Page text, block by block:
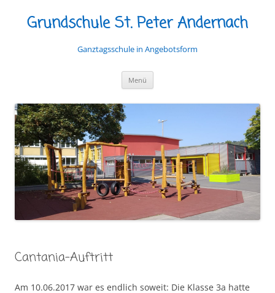
Grundschule St. Peter Andernach
Ganztagsschule in Angebotsform
Menü
Cantania-Auftritt
Am 10.06.2017 war es endlich soweit: Die Klasse 3a hatte